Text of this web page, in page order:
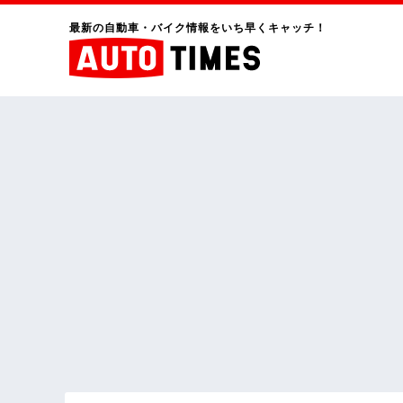
最新の自動車・バイク情報をいち早くキャッチ！